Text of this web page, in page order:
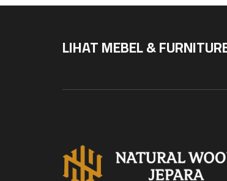
LIHAT MEBEL &